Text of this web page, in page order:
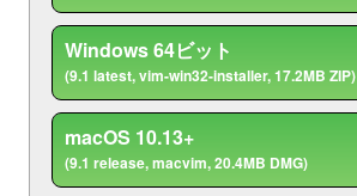
Windows 64ビット
(9.1 latest, vim-win32-installer, 17.2MB ZIP)
macOS 10.13+
(9.1 release, macvim, 20.4MB DMG)